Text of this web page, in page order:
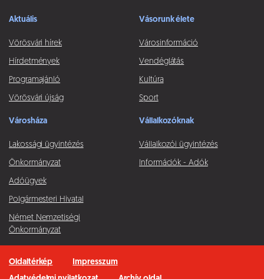
Aktuális
Vörösvári hírek
Hírdetmények
Programajánló
Vörösvári újság
Vásorunk élete
Városinformáció
Vendéglátás
Kultúra
Sport
Városháza
Lakossági ügyintézés
Önkormányzat
Adóügyek
Polgármesteri Hivatal
Német Nemzetiségi
Önkormányzat
Vállalkozóknak
Vállalkozói ügyintézés
Információk - Adók
Oldaltérkép
Impresszum